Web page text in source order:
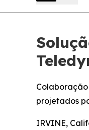
projetados
IRVINE,